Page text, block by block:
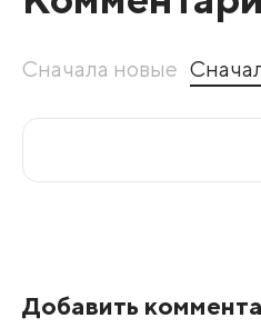
Сначала новые
Добавить